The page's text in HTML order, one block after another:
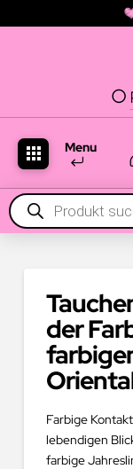
Menu
Products
search
der
Farbige
lebendigen
farbige